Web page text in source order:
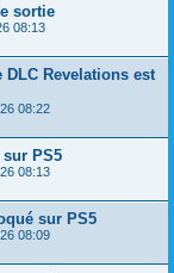
sortie
08:13
DLC Revelations est
08:22
PS5
08:13
sur PS5
08:09